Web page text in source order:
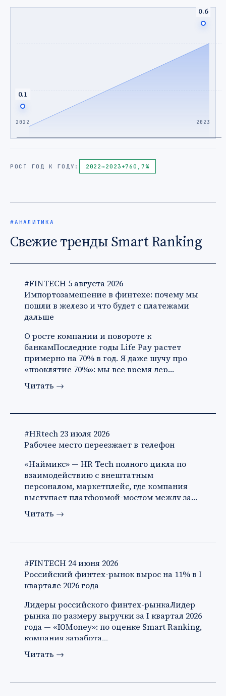
0.1
0.6
2022 2023
РОСТ ГОД К ГОДУ: 2022→ 2023 +760,7%
#АНАЛИТИКА
Свежие тренды Smart Ranking
#FINTECH 5 августа 2026
Импортозамещение в финтехе: почему мы
пошли в железо и что будет с платежами
дальше
О росте компании и повороте к
банкамПоследние годы Life Pay растет
примерно на 70% в год. Я даже шучу про
«проклятие 70%»: мы все время дер…
Читать →
#HRtech 23 июля 2026
Рабочее место переезжает в телефон
«Наймикс» — HR Tech полного цикла по
взаимодействию с внештатным
персоналом, маркетплейс, где компания
выступает платформой-мостом между за…
Читать →
#FINTECH 24 июня 2026
Российский финтех-рынок вырос на 11% в I
квартале 2026 года
Лидеры российского финтех-рынкаЛидер
рынка по размеру выручки за I квартал 2026
года — «ЮMoney»: по оценке Smart Ranking,
компания заработа…
Читать →